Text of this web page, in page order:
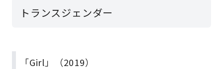
トランスジェンダー
「Girl」（2019）